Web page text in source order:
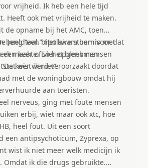
vrijheid. Ik heb een hele tijd
Heeft ook met vrijheid te maken.
de opname bij het AMC, toen
beeldtaal.” Het kwam hem voor dat
maakte. En het bleek mensen
wist ik niet”.
Jong “een bipolaire stoornis met
een keer of vier opgenomen
keer werd veroorzaakt doordat
met de woningbouw omdat hij
aan toeristen.
nerveus, ging met foute mensen
erbij, wiet maar ook xtc, hoe
heel fout. Uit een soort
een antipsychoticum, Zyprexa, op
wist ik niet meer welk medicijn ik
Omdat ik die drugs gebruikte.